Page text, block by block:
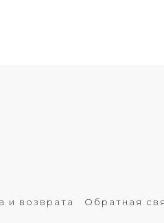
и возврата Обратная